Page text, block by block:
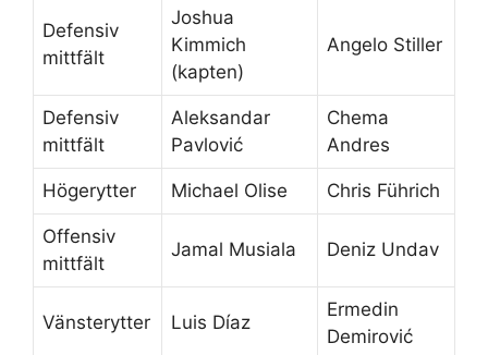
Defensiv
mittfält
Joshua
Kimmich
(kapten)
Angelo Stiller
Defensiv
mittfält
Aleksandar
Pavlović
Chema
Andres
Högerytter Michael Olise Chris Führich
Offensiv
mittfält
Jamal Musiala Deniz Undav
Vänsterytter Luis Díaz
Ermedin
Demirović